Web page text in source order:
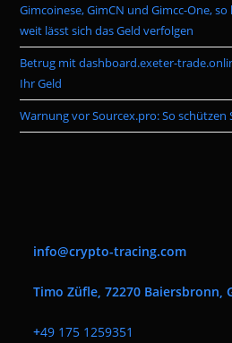
Gimcoinese, GimCN und Gimcc-One,
weit lässt sich das Geld verfolgen
Betrug mit dashboard.exeter-
Ihr Geld
Warnung vor Sourcex.pro: So
info@crypto-tracing.com
Timo Züfle, 72270 Baiersbronn,
+49 175 1259351